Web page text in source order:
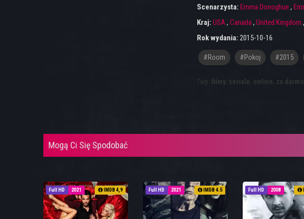
Scenarzysta: Emma Donoghue ,
Kraj: USA, Canada, United Kingdom ,
Rok wydania: 2015-10-16
#room #pokoj #2015
Tagi: filmy, seriale, online, za darmo
Mogą Ci Się Spodobać
Full HD 2021 IMDB 4,9 Full HD 2021 IMDB 4.5 Full HD 2008